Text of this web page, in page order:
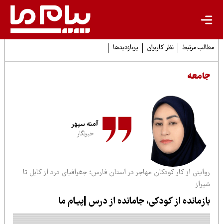
مرتبط نظر کاربران پربازدیدها
آمنه سپهر
خبرنگار
از کار کودکان مهاجر در استان فارس؛ جغرافیای درد از کابل تا
از کودکی، جامانده از درس |پیـام ما